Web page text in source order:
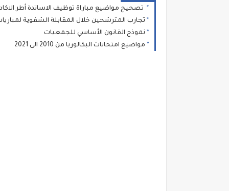
تصحيح مواضيع مباراة توظيف الاساتدة أطر الاكاديميات
تجارب المترشحين خلال المقابلة الشفوية
نموذج القانون الأساسي للجمعيات
مواضيع امتحانات البكالوريا من 2010 الى 2021